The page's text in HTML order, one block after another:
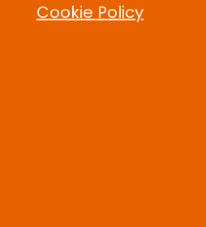
Cookie Policy